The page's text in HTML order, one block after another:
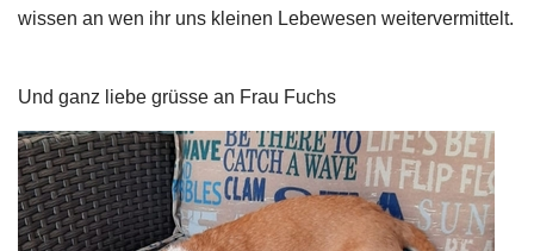
wissen an wen ihr uns kleinen Lebewesen weitervermittelt.
Und ganz liebe grüsse an Frau Fuchs